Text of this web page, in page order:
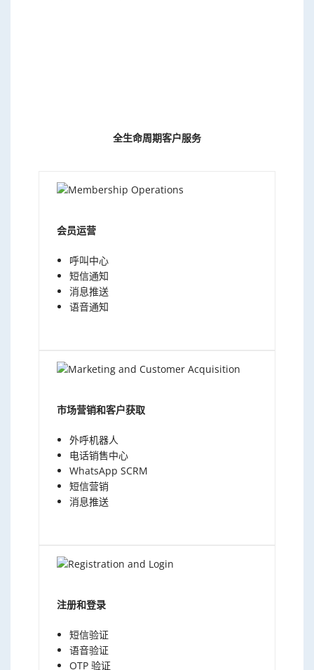
全生命周期客户服务
注册和登录
短信验证
语音验证
OTP 验证
市场营销和客户获取
外呼机器人
电话销售中心
WhatsApp SCRM
短信营销
消息推送
会员运营
呼叫中心
短信通知
消息推送
语音通知